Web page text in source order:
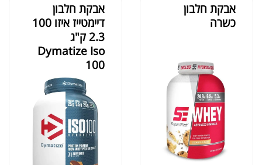
190.00
125.00
אבקת חלבון
כשרה
אבקת חלבון
דיימטייז איזו 100
2.3 ק"ג
Dymatize Iso
100